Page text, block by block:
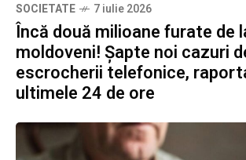
SOCIETATE 7 iulie 2026
Încă două milioane furate de
moldoveni! Șapte noi cazuri
escrocherii telefonice,
ultimele 24 de ore